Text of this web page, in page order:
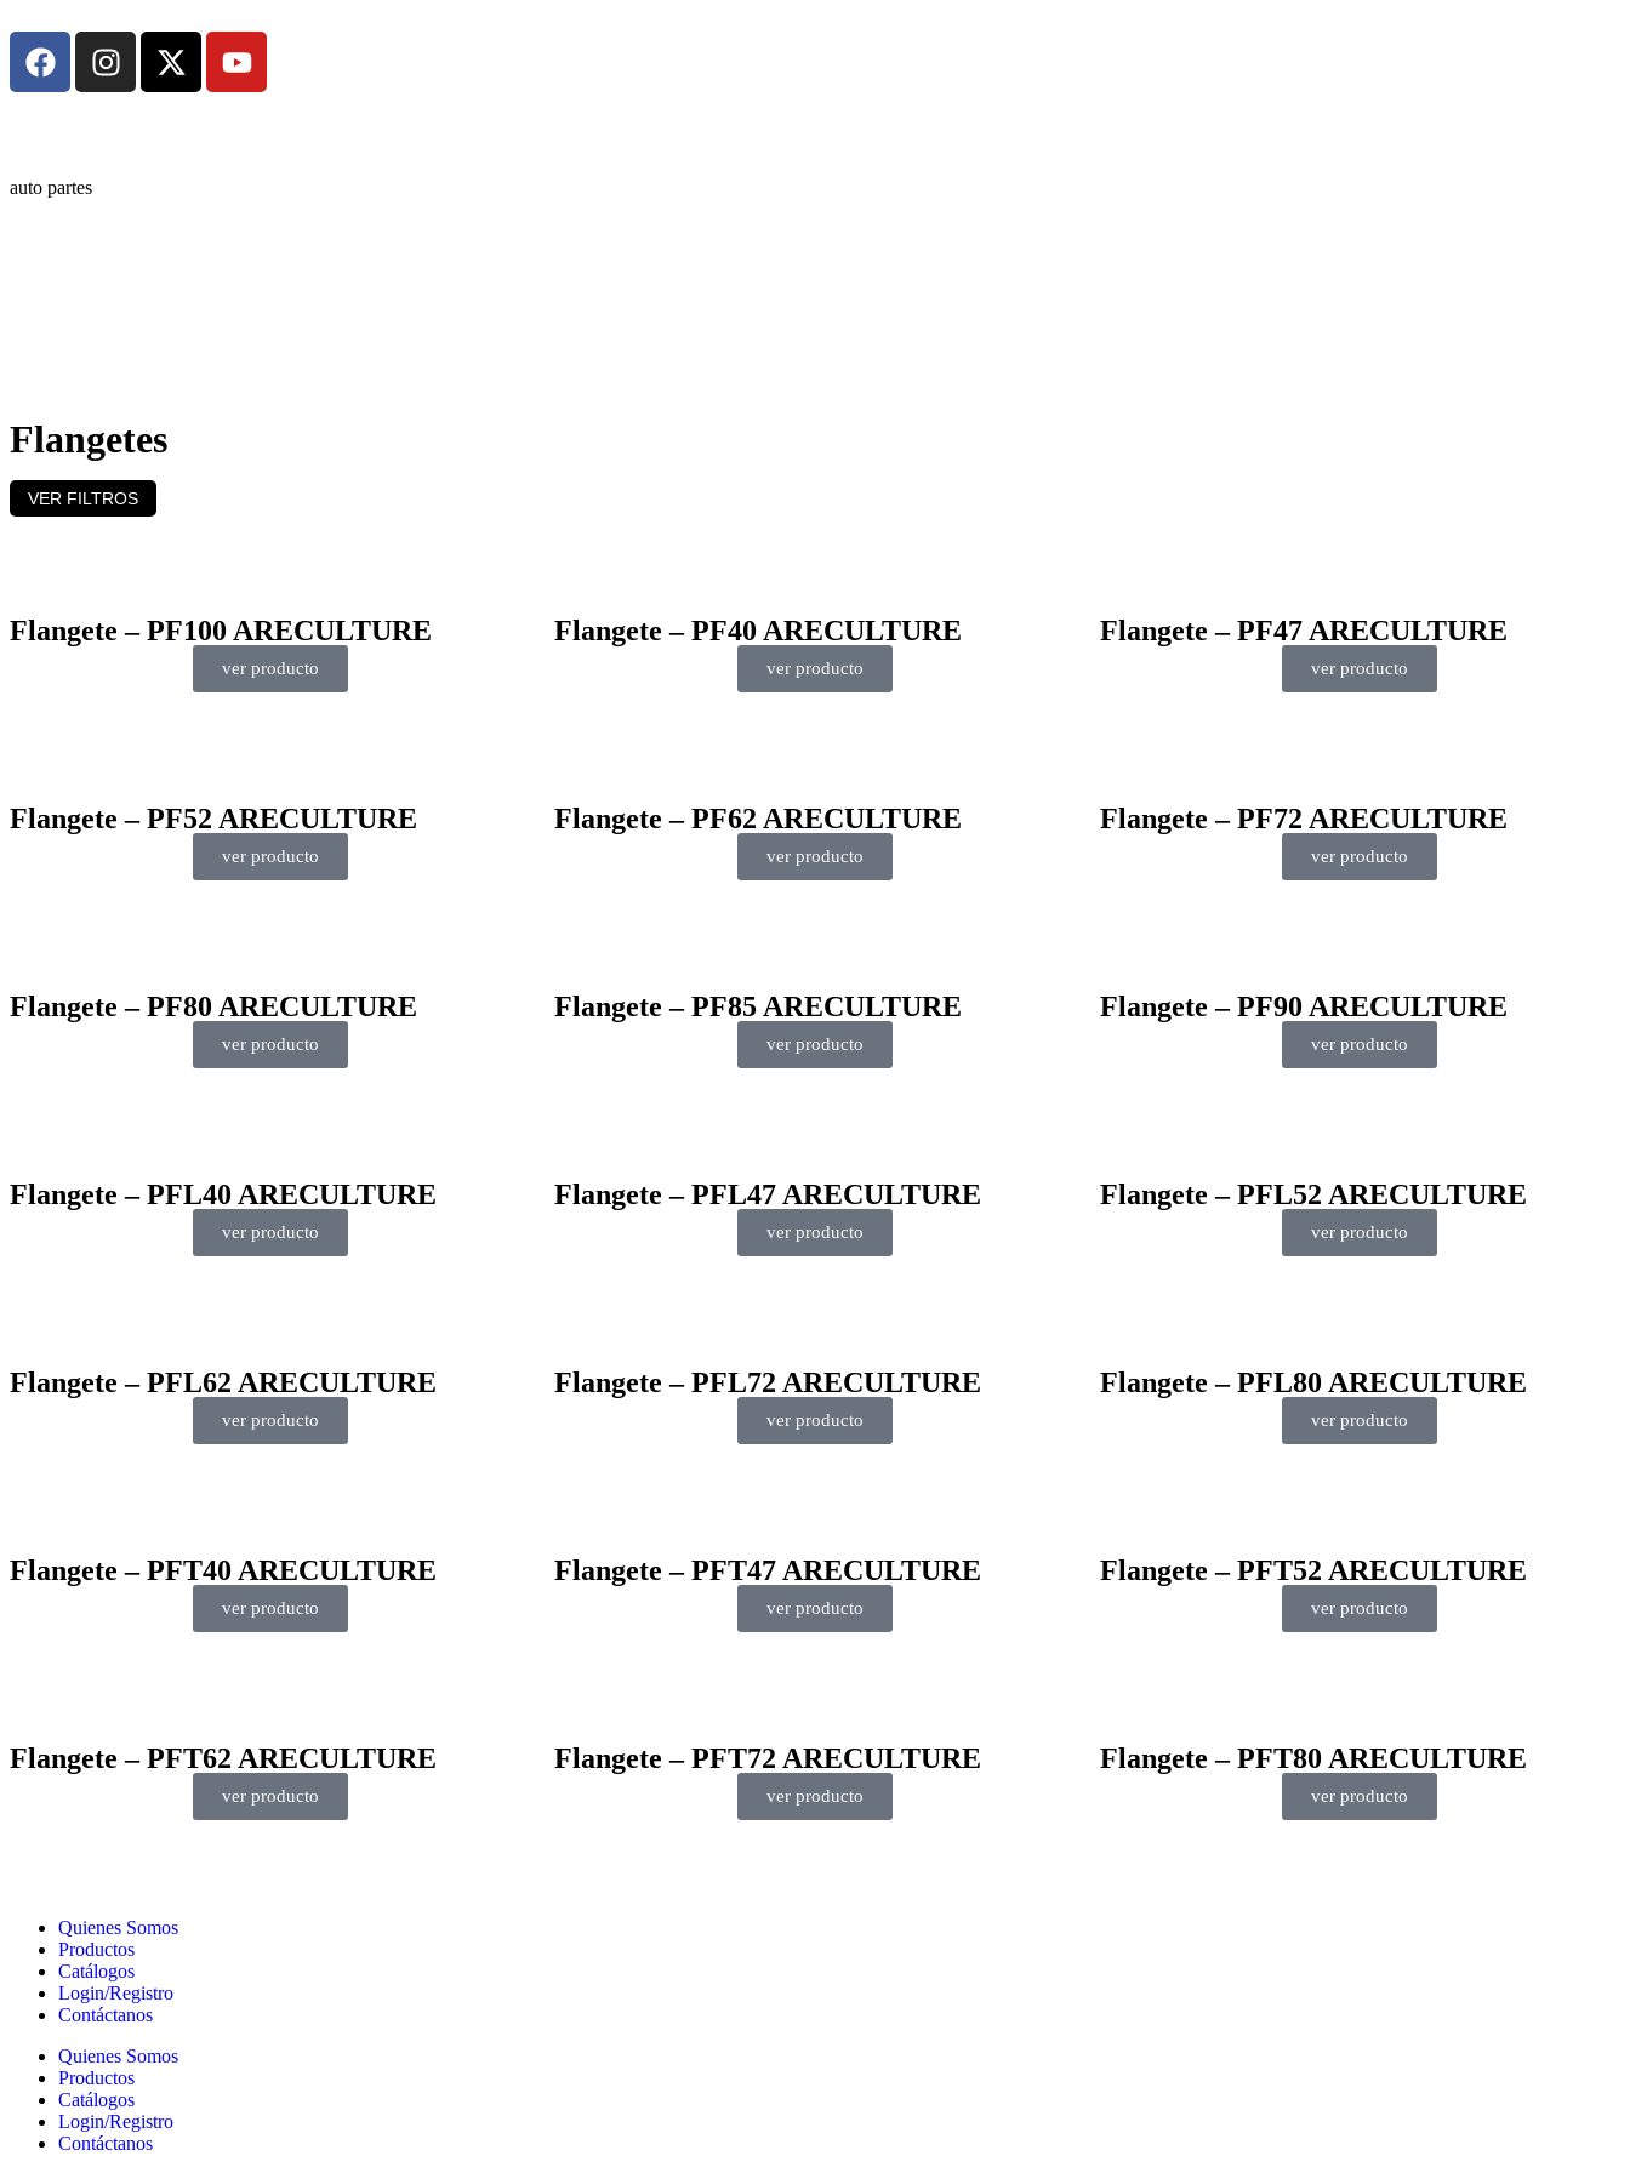
auto partes
Flangetes
VER FILTROS
Flangete – PF100 ARECULTURE
ver producto
Flangete – PF40 ARECULTURE
ver producto
Flangete – PF47 ARECULTURE
ver producto
Flangete – PF52 ARECULTURE
ver producto
Flangete – PF62 ARECULTURE
ver producto
Flangete – PF72 ARECULTURE
ver producto
Flangete – PF80 ARECULTURE
ver producto
Flangete – PF85 ARECULTURE
ver producto
Flangete – PF90 ARECULTURE
ver producto
Flangete – PFL40 ARECULTURE
ver producto
Flangete – PFL47 ARECULTURE
ver producto
Flangete – PFL52 ARECULTURE
ver producto
Flangete – PFL62 ARECULTURE
ver producto
Flangete – PFL72 ARECULTURE
ver producto
Flangete – PFL80 ARECULTURE
ver producto
Flangete – PFT40 ARECULTURE
ver producto
Flangete – PFT47 ARECULTURE
ver producto
Flangete – PFT52 ARECULTURE
ver producto
Flangete – PFT62 ARECULTURE
ver producto
Flangete – PFT72 ARECULTURE
ver producto
Flangete – PFT80 ARECULTURE
ver producto
Quienes Somos
Productos
Catálogos
Login/Registro
Contáctanos
Quienes Somos
Productos
Catálogos
Login/Registro
Contáctanos